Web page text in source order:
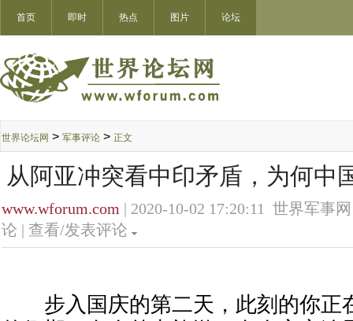
首页 即时 热点 图片 论坛
世界论坛网 > 军事评论 > 正文
从阿亚冲突看中印矛盾，为何中
www.wforum.com | 2020-10-02 17:20:11 世界军事
论 | 查看/发表评论
步入国庆的第二天，此刻的你正